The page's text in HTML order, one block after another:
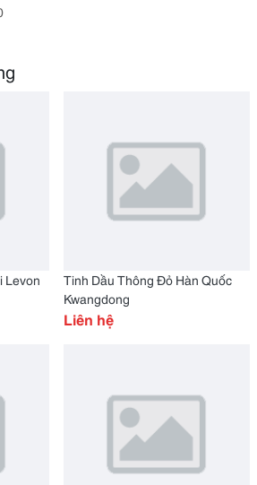
Levon
Tinh Dầu Thông Đỏ Hàn Quốc
Kwangdong
Liên hệ